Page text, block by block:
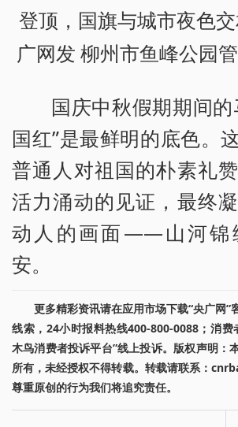
登顶，国旗与城市夜色
广网发 柳州市鱼峰公园管
国庆中秋假期期间的
国红”是最鲜明的底色。
普通人对祖国的朴素礼
活力涌动的见证，最终
动人的画面——山河锦
安。
更多精彩资讯请在应用市场下载“央广网”
线索，24小时报料热线400-800-0088；消费
木鸟消费者投诉平台”线上投诉。版权声明：
所有，未经授权不得转载。转载请联系：
尊重原创的行为我们将追究责任。